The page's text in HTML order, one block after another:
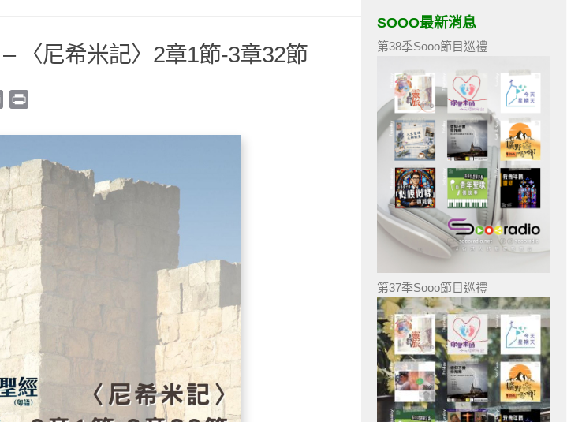
〈尼希米記〉2章1節-3章32節
Email
SOOO最新消息
第38季Sooo節目巡禮
第37季Sooo節目巡禮